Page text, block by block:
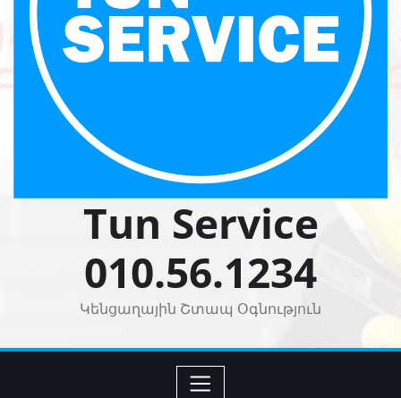
Tun Service
010.56.1234
Կենցաղային Շտապ Օգնություն